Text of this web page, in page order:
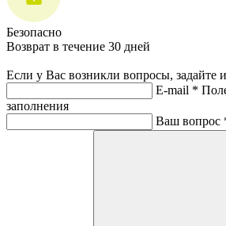
Безопасно
Возврат в течение 30 дней
Если у Вас возникли вопросы, задайте
E-mail *
заполнения
Ваш вопрос